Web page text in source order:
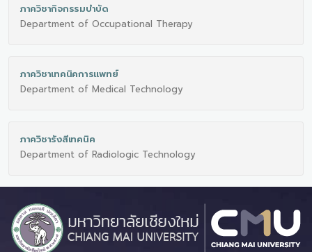
ภาควิชากิจกรรมบําบัด
Department of Occupational Therapy
ภาควิชาเทคนิคการแพทย์
Department of Medical Technology
ภาควิชารังสีเทคนิค
Department of Radiologic Technology